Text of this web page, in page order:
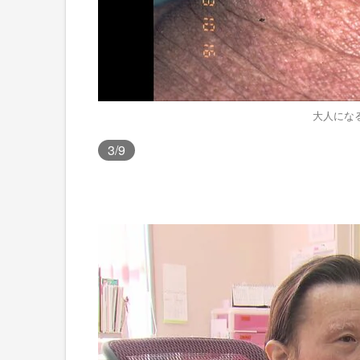
大人にな
3/9